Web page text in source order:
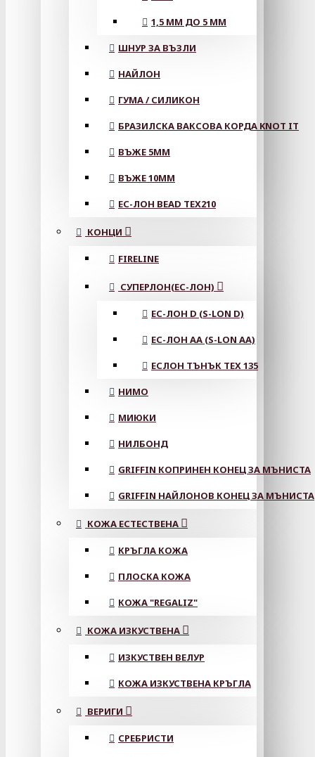
1,5 ММ ДО 5 ММ
ШНУР ЗА ВЪЗЛИ
НАЙЛОН
ГУМА / СИЛИКОН
БРАЗИЛСКА ВАКСОВА КОРДА KNOT IT
ВЪЖЕ 5MM
ВЪЖЕ 10MM
ЕС-ЛОН BEAD TEX210
КОНЦИ
FIRELINE
СУПЕРЛОН(ЕС-ЛОН)
ЕС-ЛОН D (S-LON D)
ЕС-ЛОН АА (S-LON AA)
ЕСЛОН ТЪНЪК TEX 135
НИМО
МИЮКИ
НИЛБОНД
GRIFFIN КОПРИНЕН КОНЕЦ ЗА МЪНИСТА
GRIFFIN НАЙЛОНОВ КОНЕЦ ЗА МЪНИСТА
КОЖА ЕСТЕСТВЕНА
КРЪГЛА КОЖА
ПЛОСКА КОЖА
КОЖА "REGALIZ"
КОЖА ИЗКУСТВЕНА
ИЗКУСТВЕН ВЕЛУР
КОЖА ИЗКУСТВЕНА КРЪГЛА
ВЕРИГИ
СРЕБРИСТИ